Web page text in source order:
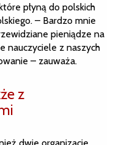
płyną do polskich
– Bardzo mnie
pieniądze na
nauczyciele z naszych
– zauważa.
z